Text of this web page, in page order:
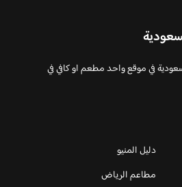
في موقع واحد مطعم او كافي في
دليل المنيو
مطاعم الرياض